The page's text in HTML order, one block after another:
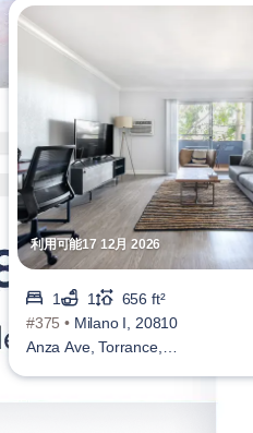
利用可能17 12月 2026
1 1
656 ft²
#375 • Milano I, 20810
Anza Ave, Torrance,